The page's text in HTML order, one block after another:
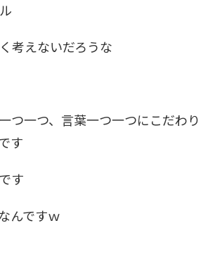
考えないだろうな
つ一つ、言葉一つ一つにこだわり
す
す
んですｗ